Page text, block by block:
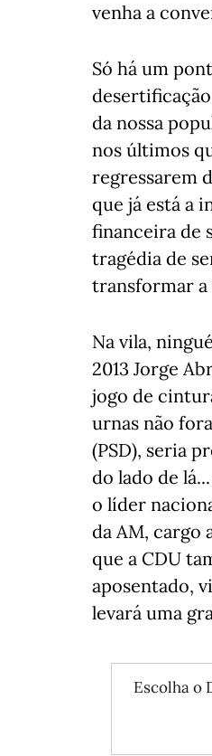
venha a
Só há um
da nossa
nos últimos
regressarem
que já está a
financeira de
tragédia de
transformar a
Na vila,
2013 Jorge
jogo de
urnas não
(PSD), seria
do lado de
o líder
da AM, cargo
que a CDU
aposentado,
levará uma
Escolha o